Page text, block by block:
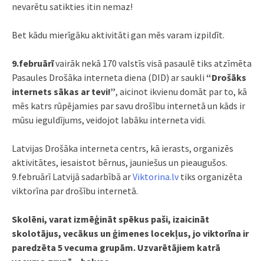
nevarētu satikties itin nemaz!
Bet kādu mierīgāku aktivitāti gan mēs varam izpildīt.
9.februārīvairāk nekā 170 valstīs visā pasaulē tiks atzīmēta
Pasaules Drošāka interneta diena (DID) ar saukli “Drošāks
internets sākas ar tevi!”, aicinot ikvienu domāt par to, kā
mēs katrs rūpējamies par savu drošību internetā un kāds ir
mūsu ieguldījums, veidojot labāku interneta vidi.
Latvijas Drošāka interneta centrs, kā ierasts, organizēs
aktivitātes, iesaistot bērnus, jauniešus un pieaugušos.
9.februārī Latvijā sadarbībā arViktorina.lv tiks organizēta
viktorīna par drošību internetā.
Skolēni, varat izmēģināt spēkus paši, izaicināt
skolotājus, vecākus un ģimenes locekļus, jo viktorīna ir
paredzēta 5 vecuma grupām. Uzvarētājiem katrā